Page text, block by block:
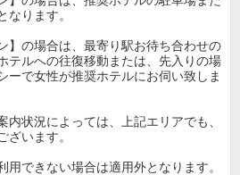
なります。
】の場合は、最寄り駅お待ち合わせの
テルへの往復移動または、先入りの場
ーで女性が推奨ホテルにお伺い致しま
状況によっては、上記エリアでも、
ざいます。
できない場合は適用外となります。